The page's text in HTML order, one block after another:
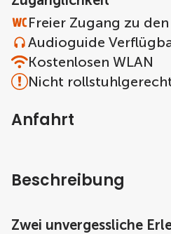
Freier Zugang zu
Audioguide
Kostenlosen WLAN
Nicht
Anfahrt
Beschreibung
Zwei unvergessliche